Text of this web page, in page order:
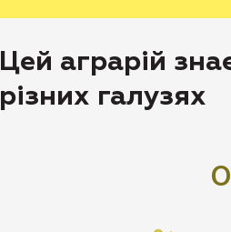
Цей аграрій
різних галузях